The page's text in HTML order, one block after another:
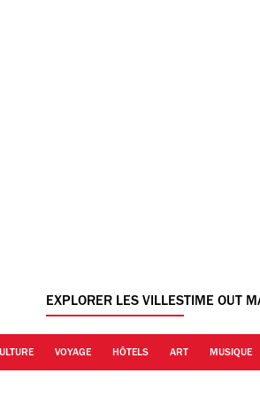
EXPLORER LES VILLESTIME OUT
VOYAGE HÔTELS ART MUSIQUE